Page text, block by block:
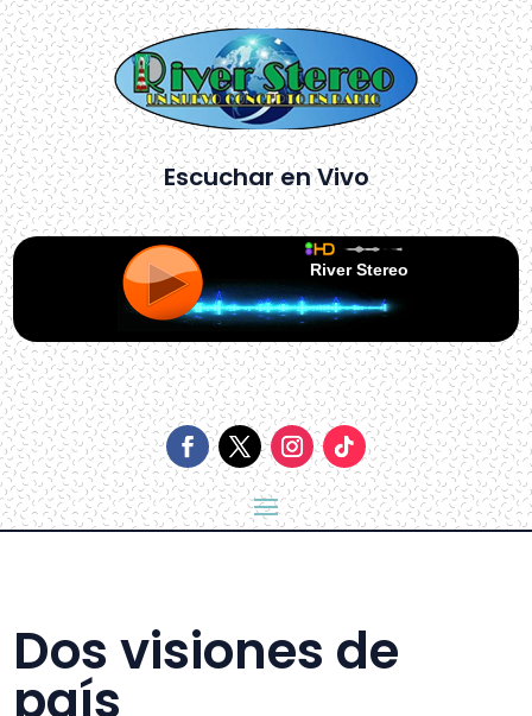
Escuchar en Vivo
Dos visiones de
país